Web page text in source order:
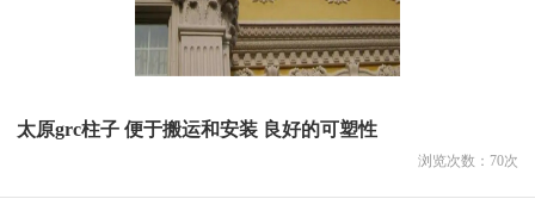
太原grc柱子 便于搬运和安装 良好的可塑性
浏览次数： 70次